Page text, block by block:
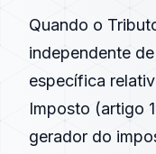
Quando o
independente
específica
Imposto (artigo
gerador do